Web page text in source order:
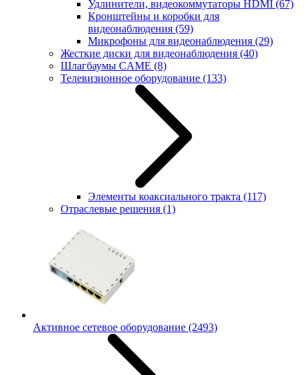
Удлинители, видеокоммутаторы HDMI (67)
Кронштейны и коробки для
видеонаблюдения (59)
Микрофоны для видеонаблюдения (29)
Жесткие диски для видеонаблюдения (40)
Шлагбаумы CAME (8)
Телевизионное оборудование (133)
Элементы коаксиального тракта (117)
Отраслевые решения (1)
Активное сетевое оборудование (2493)